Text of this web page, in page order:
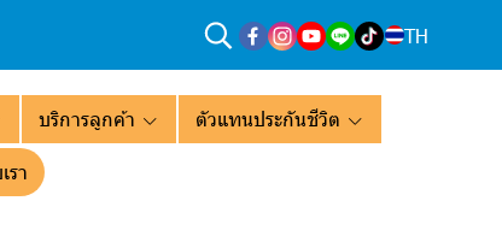
TH
บริการลูกค้า ตัวแทนประกันชีวิต
รา